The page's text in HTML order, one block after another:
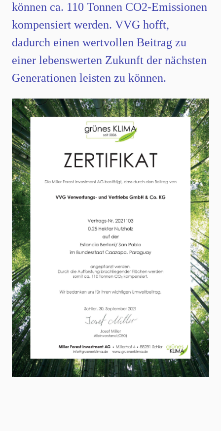
können ca. 110 Tonnen CO2-Emissionen
kompensiert werden. VVG hofft,
dadurch einen wertvollen Beitrag zu
einer lebenswerten Zukunft der nächsten
Generationen leisten zu können.